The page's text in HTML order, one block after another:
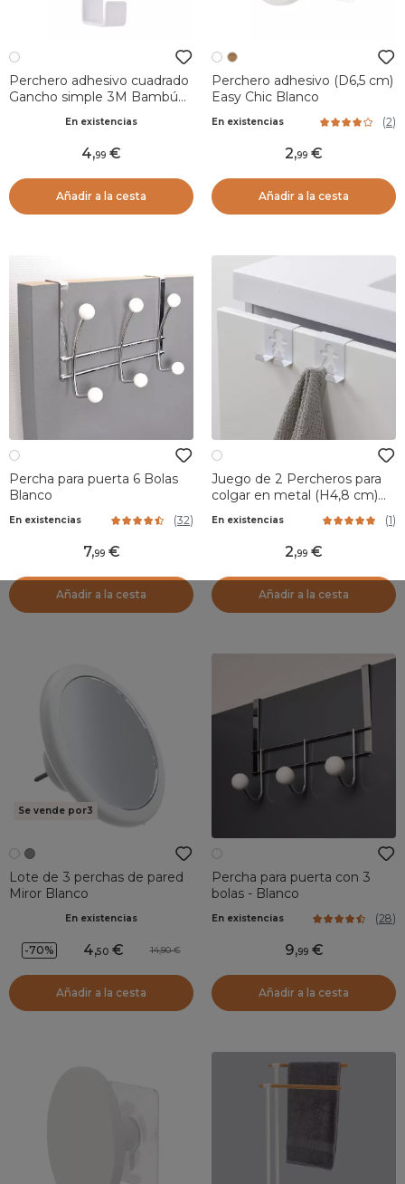
Perchero adhesivo cuadrado
Gancho simple 3M Bambú
En existencias
4,99
Añadir a la cesta
Perchero adhesivo (D6,5 cm)
Easy Chic Blanco
En existencias (2)
2,99
Añadir a la cesta
Percha para puerta 6 Bolas
Blanco
En existencias (32)
7,99
Añadir a la cesta
Juego de 2 Percheros para
colgar en metal (H4,8 cm)
En existencias (1)
2,99
Añadir a la cesta
Se vende por3
Lote de 3 perchas de pared
Miror Blanco
En existencias
-70% 4,50 14,90
Añadir a la cesta
Percha para puerta con 3
bolas - Blanco
En existencias (28)
9,99
Añadir a la cesta